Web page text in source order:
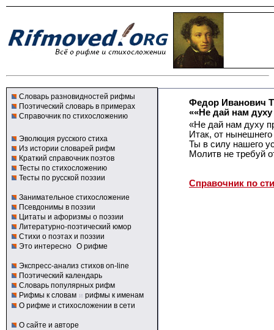
Словарь разновидностей рифмы
Поэтический словарь в примерах
Справочник по стихосложению
Эволюция русского стиха
Из истории словарей рифм
Краткий справочник поэтов
Тесты по стихосложению
Тесты по русской поэзии
Занимательное стихосложение
Псевдонимы в поэзии
Цитаты и афоризмы о поэзии
Литературно-поэтический юмор
Стихи о поэтах и поэзии
Это интересно О рифме
Экспресс-анализ стихов on-line
Поэтический календарь
Словарь популярных рифм
Рифмы к словам и рифмы к именам
О рифме и стихосложении в сети
О сайте и авторе
Федор Иванович
««Не дай нам
«Не дай нам духу
Итак, от
Ты в силу нашего
Молитв не требуй
Справочник по